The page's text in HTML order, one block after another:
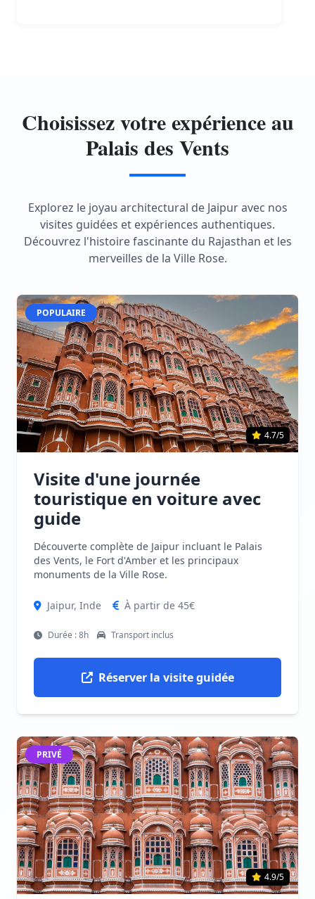
Choisissez votre expérience au
Palais des Vents
Explorez le joyau architectural de Jaipur avec nos
visites guidées et expériences authentiques.
Découvrez l'histoire fascinante du Rajasthan et les
merveilles de la Ville Rose.
POPULAIRE
4.7/5
Visite d'une journée
touristique en voiture avec
guide
Découverte complète de Jaipur incluant le Palais
des Vents, le Fort d'Amber et les principaux
monuments de la Ville Rose.
Jaipur, Inde À partir de 45€
Durée : 8h Transport inclus
Réserver la visite guidée
PRIVÉ
4.9/5